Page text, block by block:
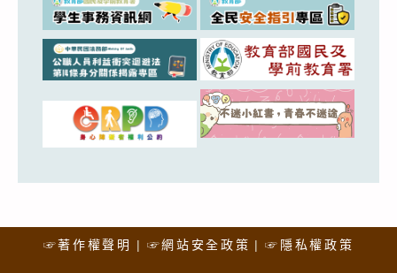
☞著作權聲明 ☞網站安全政策 ☞隱私權政策